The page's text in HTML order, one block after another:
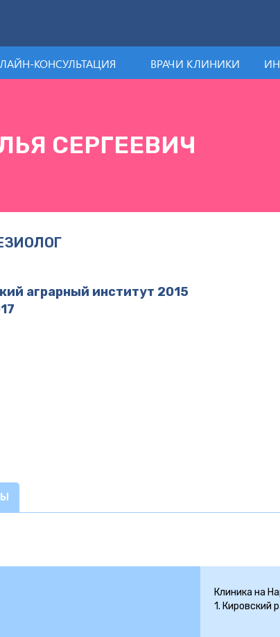
КОНСУЛЬТАЦИЯ ВРАЧИ КЛИНИКИ
СЕРГЕЕВИЧ
аграрный институт 2015
Клиника на
1. Кировский